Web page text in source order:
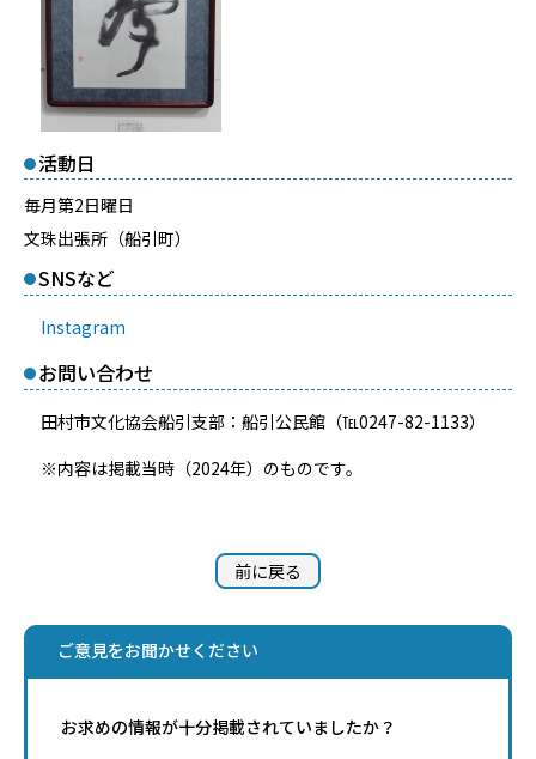
活動日
毎月第2日曜日
文珠出張所（船引町）
SNSなど
Instagram
お問い合わせ
田村市文化協会船引支部：船引公民館（℡0247-82-1133）
※内容は掲載当時（2024年）のものです。
前に戻る
ご意見をお聞かせください
お求めの情報が十分掲載されていましたか？